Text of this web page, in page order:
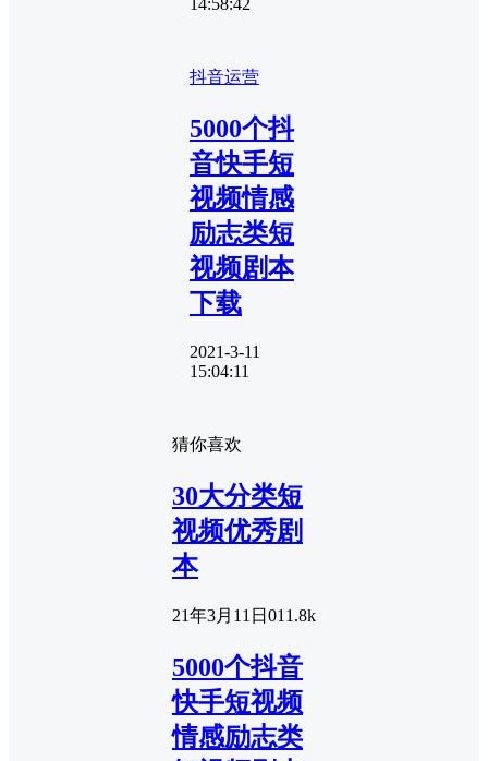
14:58:42
抖音运营
5000个抖
音快手短
视频情感
励志类短
视频剧本
下载
2021-3-11
15:04:11
猜你喜欢
30大分类短
视频优秀剧
本
21年3月11日 011.8k
5000个抖音
快手短视频
情感励志类